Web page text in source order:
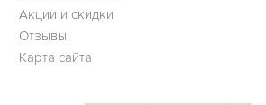
Акции и скидки
Отзывы
Карта сайта